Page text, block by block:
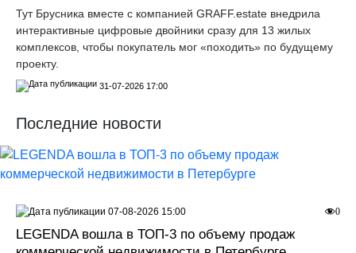
Тут Брусника вместе с компанией GRАFF.еstate внедрила
интерактивные цифровые двойники сразу для 13 жилых
комплексов, чтобы покупатель мог «походить» по будущему
проекту.
31-07-2026 17:00
Последние новости
LEGENDA вошла в ТОП-3 по объему продаж
0
07-08-2026 15:00